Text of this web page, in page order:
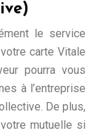
le service
carte Vitale
pourra vous
à l’entreprise
De plus,
mutuelle si